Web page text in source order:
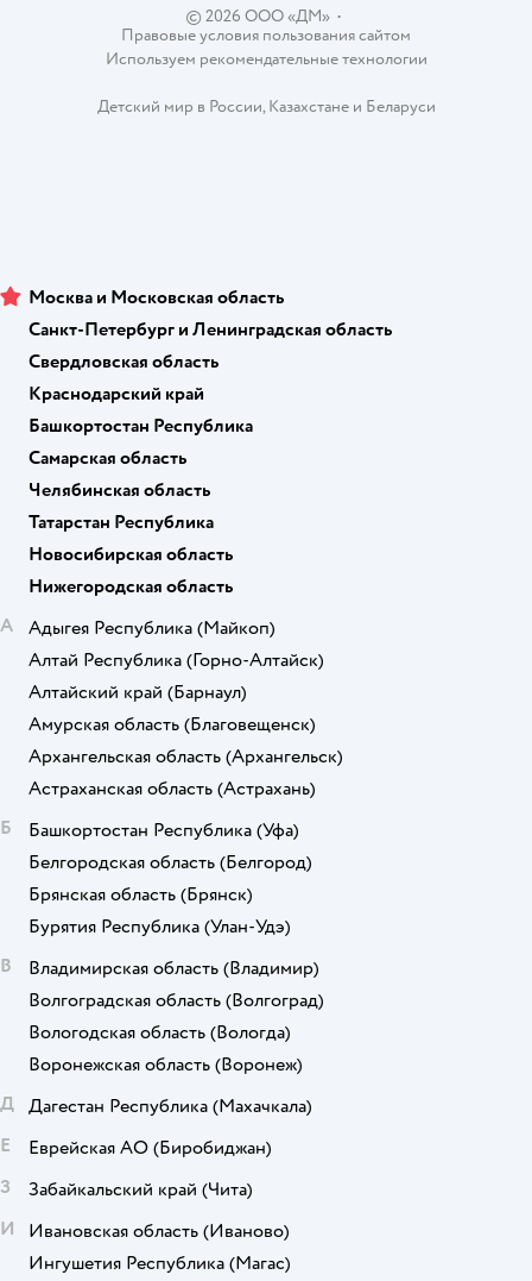
© 2026 ООО «ДМ»•
Правовые условия пользования сайтом
Используем рекомендательные технологии
Детский мир в России,Казахстанеи Беларуси
Москва и Московская область
Санкт-Петербург и Ленинградская область
Свердловская область
Краснодарский край
Башкортостан Республика
Самарская область
Челябинская область
Татарстан Республика
Новосибирская область
Нижегородская область
А
Адыгея Республика (Майкоп)
Алтай Республика (Горно-Алтайск)
Алтайский край (Барнаул)
Амурская область (Благовещенск)
Архангельская область (Архангельск)
Астраханская область (Астрахань)
Б
Башкортостан Республика (Уфа)
Белгородская область (Белгород)
Брянская область (Брянск)
Бурятия Республика (Улан-Удэ)
В
Владимирская область (Владимир)
Волгоградская область (Волгоград)
Вологодская область (Вологда)
Воронежская область (Воронеж)
Д Дагестан Республика (Махачкала)
Е
Еврейская АО (Биробиджан)
З
Забайкальский край (Чита)
И
Ивановская область (Иваново)
Ингушетия Республика (Магас)